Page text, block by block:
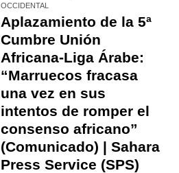
OCCIDENTAL
Aplazamiento de la 5ª
Cumbre Unión
Africana-Liga Árabe:
“Marruecos fracasa
una vez en sus
intentos de romper el
consenso africano”
(Comunicado) | Sahara
Press Service (SPS)